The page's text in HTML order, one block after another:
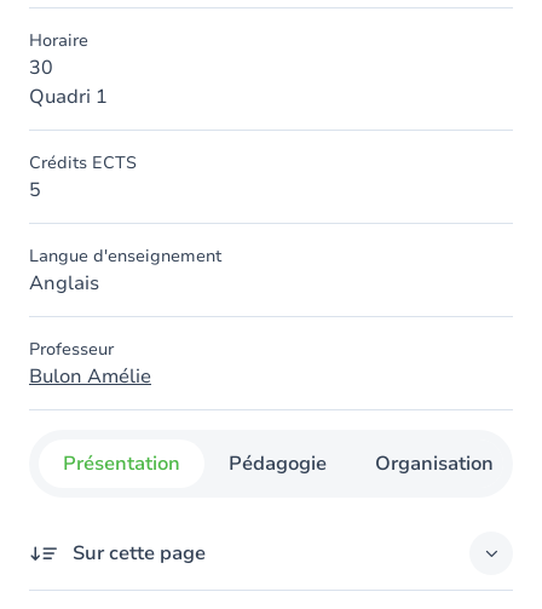
Horaire
30
Quadri 1
Crédits ECTS
5
Langue d'enseignement
Anglais
Professeur
Bulon Amélie
Présentation Pédagogie Organisation
Sur cette page